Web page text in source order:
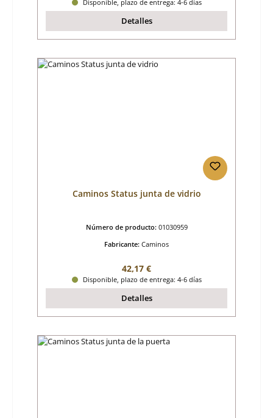
Disponible, plazo de entrega: 4-6 días
Detalles
Caminos Status junta de vidrio
Número de producto: 01030959
Fabricante: Caminos
Precio normal:
42,17 €
Disponible, plazo de entrega: 4-6 días
Detalles